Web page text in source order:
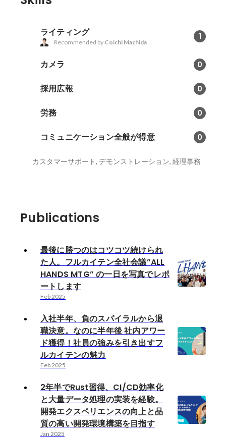
ライティング 1
Recommended by Coichi Machida
カメラ 0
採用広報 0
労務 0
コミュニケーション全般が得意 0
カスタマーサポート, デモンストレーション, 経理事務
Publications
最後に勝つのはコツコツ続けられ
た人。フルカイテン全社会議”ALL
HANDS MTG” の一日を写真でレポ
ートします
Feb 2025
入社半年、負のスパイラルから退
職決意。なのに半年後 社内アワー
ド獲得！社員の強みを引き出すフ
ルカイテンの魅力
Feb 2025
2年半でRust習得、CI/CD効率化
と大量データ処理の実装を経験。
開発エクスペリエンスの向上と品
質の高い開発環境構築を目指す
Jan 2025